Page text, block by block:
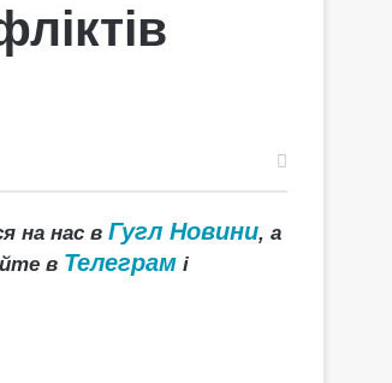
на нас вГугл Новини, а
в Телеграм і